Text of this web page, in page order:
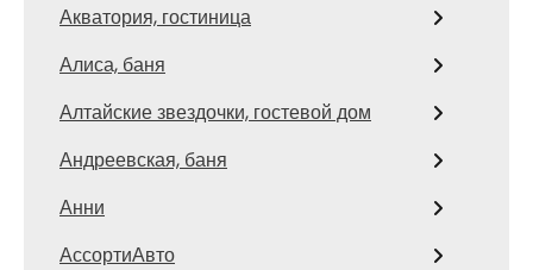
Акватория, гостиница
Алиса, баня
Алтайские звездочки, гостевой дом
Андреевская, баня
Анни
АссортиАвто